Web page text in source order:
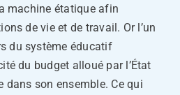
machine étatique afin
de vie et de travail. Or l’un
du système éducatif
du budget alloué par l’État
dans son ensemble. Ce qui